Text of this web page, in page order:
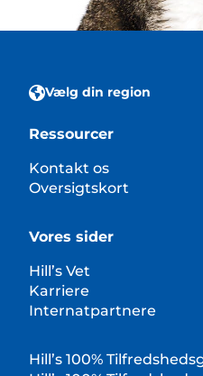
Vælg din region
Ressourcer
Kontakt os
Oversigtskort
Vores sider
Hill’s Vet
Karriere
Internatpartnere
Hill’s 100%